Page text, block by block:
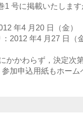
1 号に掲載いたしま
年4 月20 日（金）
2012 年4 月27 日（
かかわらず，決定次
加申込用紙もホー